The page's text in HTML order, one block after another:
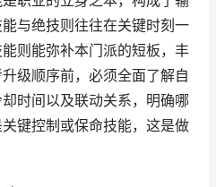
与绝技则往往在关键时刻一
则能弥补本门派的短板，丰
级顺序前，必须全面了解自
时间以及联动关系，明确哪
键控制或保命技能，这是做